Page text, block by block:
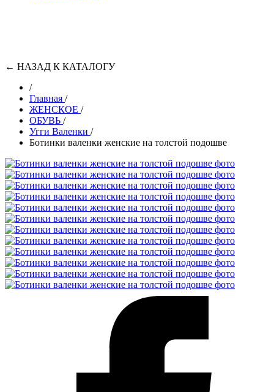
← НАЗАД К КАТАЛОГУ
/
Главная /
ЖЕНСКОЕ /
ОБУВЬ /
Угги Валенки /
Ботинки валенки женские на толстой подошве